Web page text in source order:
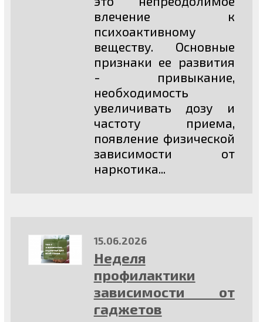
влечение к
психоактивному
веществу. Основные
признаки ее развития
- привыкание,
необходимость
увеличивать дозу и
частоту приема,
появление физической
зависимости от
наркотика...
15.06.2026
Неделя
профилактики
зависимости от
гаджетов